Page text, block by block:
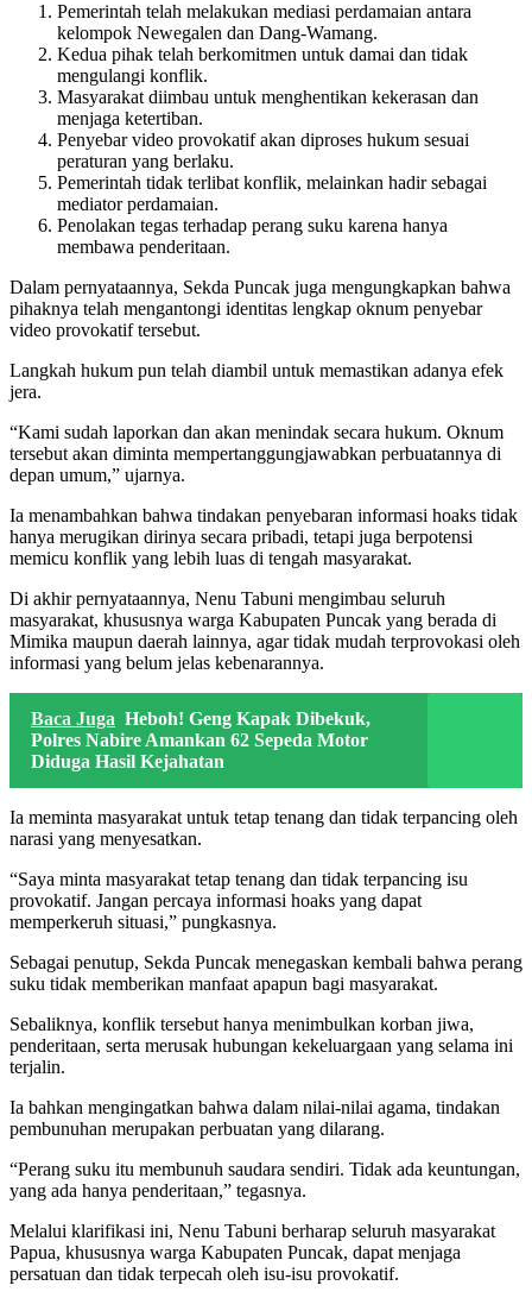
Pemerintah telah melakukan mediasi perdamaian antara
kelompok Newegalen dan Dang-Wamang.
Kedua pihak telah berkomitmen untuk damai dan tidak
mengulangi konflik.
Masyarakat diimbau untuk menghentikan kekerasan dan
menjaga ketertiban.
Penyebar video provokatif akan diproses hukum sesuai
peraturan yang berlaku.
Pemerintah tidak terlibat konflik, melainkan hadir sebagai
mediator perdamaian.
Penolakan tegas terhadap perang suku karena hanya
membawa penderitaan.
Dalam pernyataannya, Sekda Puncak juga mengungkapkan bahwa
pihaknya telah mengantongi identitas lengkap oknum penyebar
video provokatif tersebut.
Langkah hukum pun telah diambil untuk memastikan adanya efek
jera.
“Kami sudah laporkan dan akan menindak secara hukum. Oknum
tersebut akan diminta mempertanggungjawabkan perbuatannya di
depan umum,” ujarnya.
Ia menambahkan bahwa tindakan penyebaran informasi hoaks tidak
hanya merugikan dirinya secara pribadi, tetapi juga berpotensi
memicu konflik yang lebih luas di tengah masyarakat.
Di akhir pernyataannya, Nenu Tabuni mengimbau seluruh
masyarakat, khususnya warga Kabupaten Puncak yang berada di
Mimika maupun daerah lainnya, agar tidak mudah terprovokasi oleh
informasi yang belum jelas kebenarannya.
Baca Juga Heboh! Geng Kapak Dibekuk,
Polres Nabire Amankan 62 Sepeda Motor
Diduga Hasil Kejahatan
Ia meminta masyarakat untuk tetap tenang dan tidak terpancing oleh
narasi yang menyesatkan.
“Saya minta masyarakat tetap tenang dan tidak terpancing isu
provokatif. Jangan percaya informasi hoaks yang dapat
memperkeruh situasi,” pungkasnya.
Sebagai penutup, Sekda Puncak menegaskan kembali bahwa perang
suku tidak memberikan manfaat apapun bagi masyarakat.
Sebaliknya, konflik tersebut hanya menimbulkan korban jiwa,
penderitaan, serta merusak hubungan kekeluargaan yang selama ini
terjalin.
Ia bahkan mengingatkan bahwa dalam nilai-nilai agama, tindakan
pembunuhan merupakan perbuatan yang dilarang.
“Perang suku itu membunuh saudara sendiri. Tidak ada keuntungan,
yang ada hanya penderitaan,” tegasnya.
Melalui klarifikasi ini, Nenu Tabuni berharap seluruh masyarakat
Papua, khususnya warga Kabupaten Puncak, dapat menjaga
persatuan dan tidak terpecah oleh isu-isu provokatif.